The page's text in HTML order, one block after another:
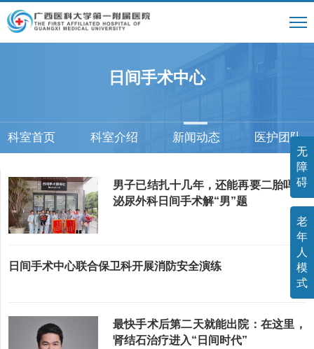
无
障
碍
老
年
人
模
式
日间手术中心
科室首页 科室介绍 新闻动态 医护团队
男子已结扎十几年，还能再要二胎吗？
泌尿外科日间手术解“男”题
日间手术中心联合保卫科开展消防安全演练
最快手术后第二天就能出院：在这里，
肾结石治疗进入“日间时代”